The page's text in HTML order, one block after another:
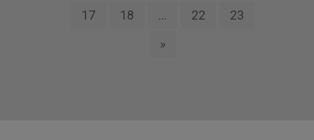
17
18 ... 22
23
»